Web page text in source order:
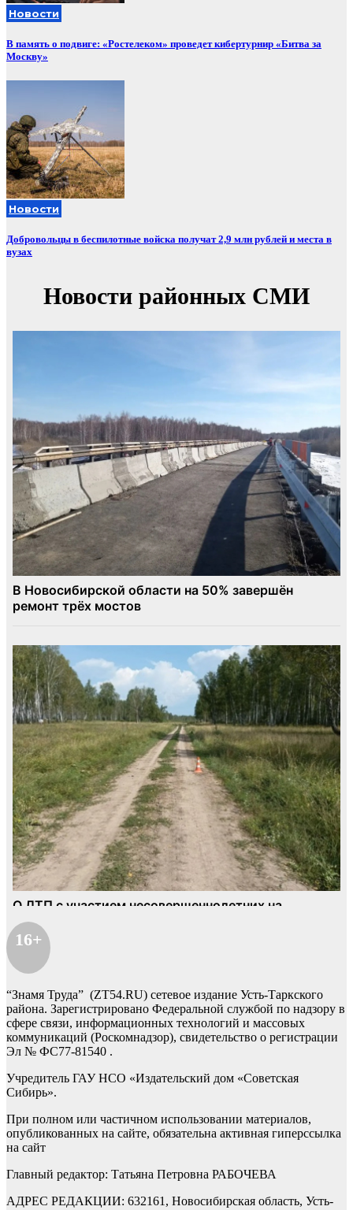
Новости
В память о подвиге: «Ростелеком» проведет кибертурнир «Битва за
Москву»
Новости
Добровольцы в беспилотные войска получат 2,9 млн рублей и места в
вузах
16+
“Знамя Труда” (ZT54.RU) сетевое издание Усть-Таркского
района. Зарегистрировано Федеральной службой по надзору в
сфере связи, информационных технологий и массовых
коммуникаций (Роскомнадзор), свидетельство о регистрации
Эл № ФС77-81540 .
Учредитель ГАУ НСО «Издательский дом «Советская
Сибирь».
При полном или частичном использовании материалов,
опубликованных на сайте, обязательна активная гиперссылка
на сайт
Главный редактор: Татьяна Петровна РАБОЧЕВА
АДРЕС РЕДАКЦИИ: 632161, Новосибирская область, Усть-